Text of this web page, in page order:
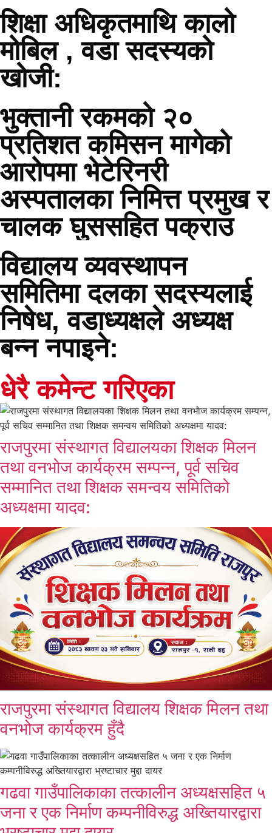
शिक्षा अधिकृतमाथि कालो
मोबिल , वडा सदस्यको
खोजी:
भुक्तानी रकमको २०
प्रतिशत कमिसन मागेको
आरोपमा भेटेरिनरी
अस्पतालका निमित्त प्रमुख र
चालक घुससहित पक्राउ
विद्यालय व्यवस्थापन
समितिमा दलका सदस्यलाई
निषेध, वडाध्यक्षले अध्यक्ष
बन्न नपाइने:
धेरै कमेन्ट गरिएका
राजपुरमा संस्थागत विद्यालयका शिक्षक मिलन
तथा वनभोज कार्यक्रम सम्पन्न, पूर्व सचिव
सम्मानित तथा शिक्षक समन्वय समितिको
अध्यक्षमा यादव:
राजपुरमा संस्थागत विद्यालय शिक्षक मिलन तथा
वनभोज कार्यक्रम हुँदै
गढवा गाउँपालिकाका तत्कालीन अध्यक्षसहित ५
जना र एक निर्माण कम्पनीविरुद्ध अख्तियारद्वारा